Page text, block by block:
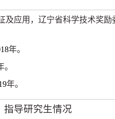
应用，辽宁省科学技术奖励
年。
。
年。
指导研究生情况